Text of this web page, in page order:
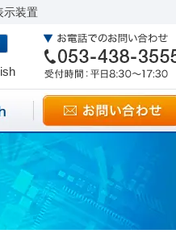
示装置